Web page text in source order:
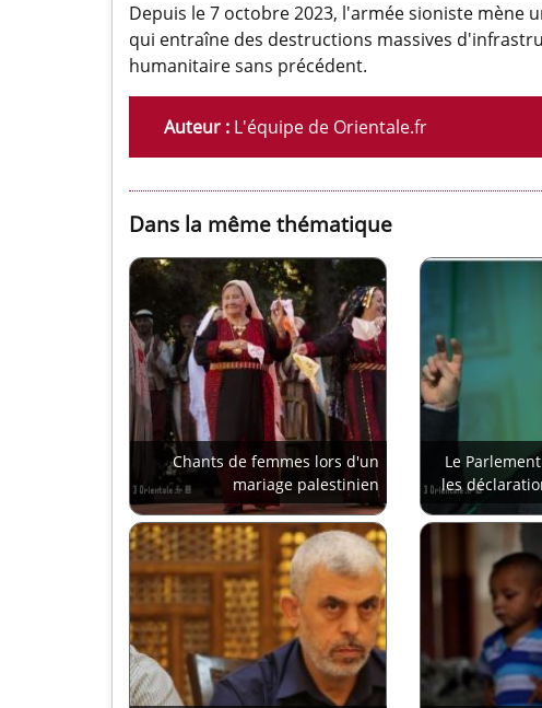
Depuis le 7 octobre 2023, l'armée sioniste mène
qui entraîne des destructions massives
humanitaire sans précédent.
Auteur : L'équipe de Orientale.fr
Dans la même thématique
Chants de femmes lors d'un
mariage palestinien
Le
les